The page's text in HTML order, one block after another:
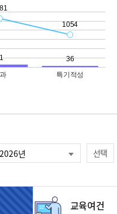
선택
교육여건